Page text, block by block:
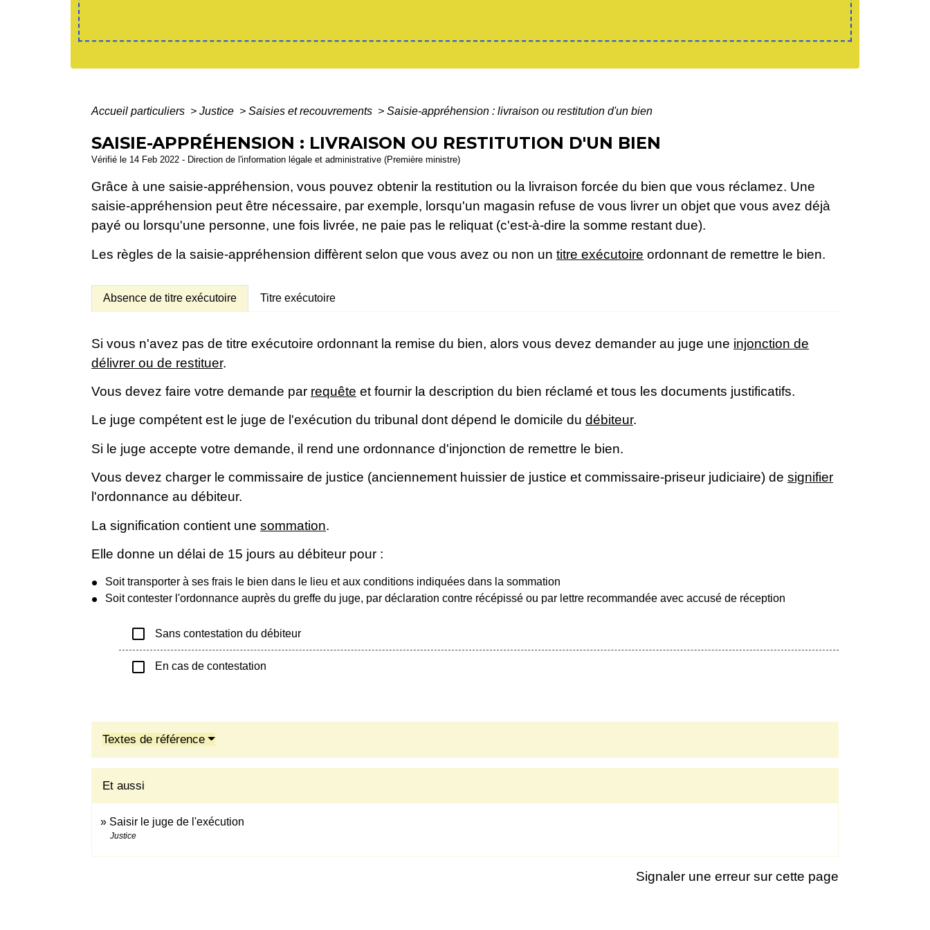
Accueil particuliers > Justice > Saisies et recouvrements > Saisie-appréhension : livraison ou restitution d'un bien
SAISIE-APPRÉHENSION : LIVRAISON OU RESTITUTION D'UN BIEN
Vérifié le 14 Feb 2022 - Direction de l'information légale et administrative (Première ministre)
Grâce à une saisie-appréhension, vous pouvez obtenir la restitution ou la livraison forcée du bien que vous réclamez. Une
saisie-appréhension peut être nécessaire, par exemple, lorsqu'un magasin refuse de vous livrer un objet que vous avez déjà
payé ou lorsqu'une personne, une fois livrée, ne paie pas le reliquat (c'est-à-dire la somme restant due).
Les règles de la saisie-appréhension diffèrent selon que vous avez ou non un titre exécutoire ordonnant de remettre le bien.
Absence de titre exécutoire Titre exécutoire
Si vous n'avez pas de titre exécutoire ordonnant la remise du bien, alors vous devez demander au juge une injonction de
délivrer ou de restituer.
Vous devez faire votre demande par requête et fournir la description du bien réclamé et tous les documents justificatifs.
Le juge compétent est le juge de l'exécution du tribunal dont dépend le domicile du débiteur.
Si le juge accepte votre demande, il rend une ordonnance d'injonction de remettre le bien.
Vous devez charger le commissaire de justice (anciennement huissier de justice et commissaire-priseur judiciaire) de signifier
l'ordonnance au débiteur.
La signification contient une sommation.
Elle donne un délai de 15 jours au débiteur pour :
Soit transporter à ses frais le bien dans le lieu et aux conditions indiquées dans la sommation
Soit contester l'ordonnance auprès du greffe du juge, par déclaration contre récépissé ou par lettre recommandée avec accusé de réception
check_box_outline_blank Sans contestation du débiteur
check_box_outline_blank En cas de contestation
Textes de référence
Et aussi
Saisir le juge de l'exécution
Justice
Signaler une erreur sur cette page